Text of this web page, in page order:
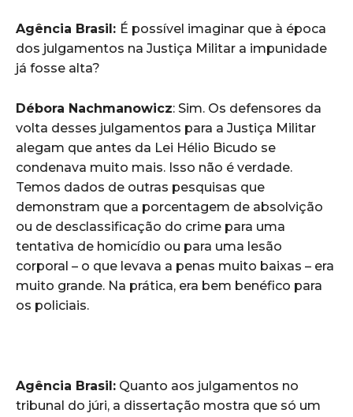
Agência Brasil: É possível imaginar que à época
dos julgamentos na Justiça Militar a impunidade
já fosse alta?
Débora Nachmanowicz: Sim. Os defensores da
volta desses julgamentos para a Justiça Militar
alegam que antes da Lei Hélio Bicudo se
condenava muito mais. Isso não é verdade.
Temos dados de outras pesquisas que
demonstram que a porcentagem de absolvição
ou de desclassificação do crime para uma
tentativa de homicídio ou para uma lesão
corporal – o que levava a penas muito baixas – era
muito grande. Na prática, era bem benéfico para
os policiais.
Agência Brasil: Quanto aos julgamentos no
tribunal do júri, a dissertação mostra que só um